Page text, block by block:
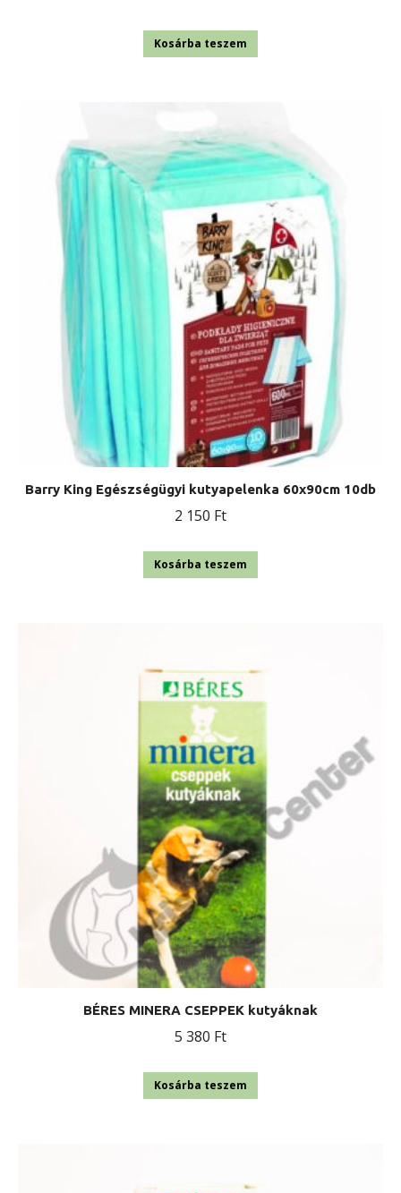
Kosárba teszem
Barry King Egészségügyi kutyapelenka 60x90cm 10db
2 150 Ft
Kosárba teszem
BÉRES MINERA CSEPPEK kutyáknak
5 380 Ft
Kosárba teszem